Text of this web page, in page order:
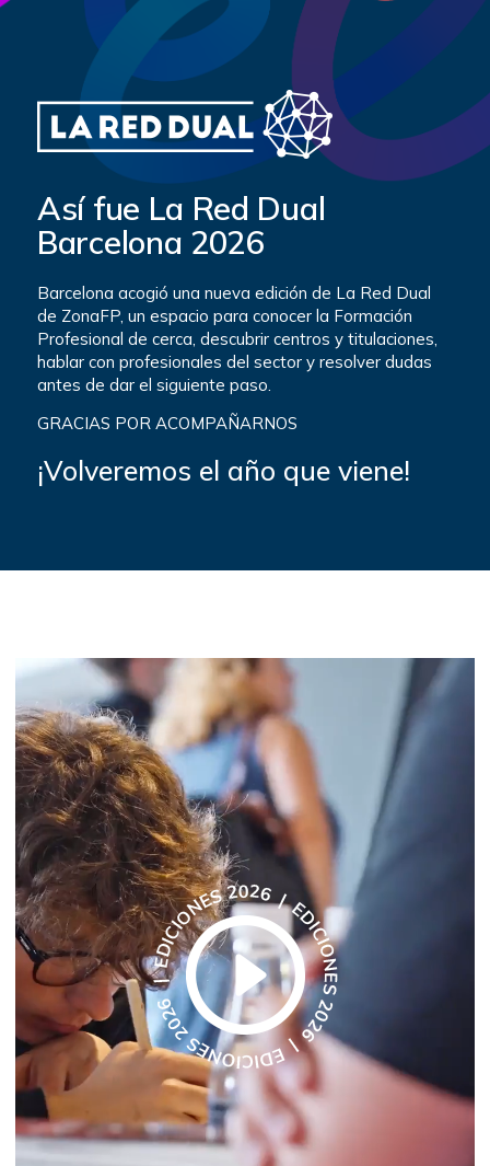
Así fue La Red Dual
Barcelona 2026
Barcelona acogió una nueva edición de La Red Dual
de ZonaFP, un espacio para conocer la Formación
Profesional de cerca, descubrir centros y titulaciones,
hablar con profesionales del sector y resolver dudas
antes de dar el siguiente paso.
GRACIAS POR ACOMPAÑARNOS
¡Volveremos el año que viene!